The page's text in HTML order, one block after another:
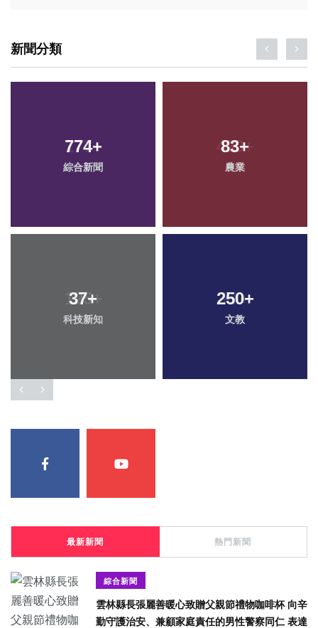
新聞分類
774+
綜合新聞
83+
農業
37+
科技新知
250+
文教
最新新聞 熱門新聞
綜合新聞
雲林縣長張麗善暖心致贈父親節禮物咖啡杯 向辛
勤守護治安、兼顧家庭責任的男性警察同仁 表達